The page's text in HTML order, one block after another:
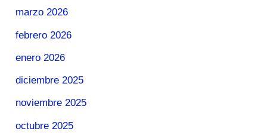
marzo 2026
febrero 2026
enero 2026
diciembre 2025
noviembre 2025
octubre 2025